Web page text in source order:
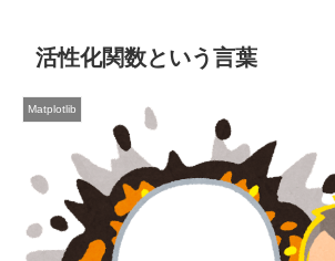
活性化関数という言葉
Matplotlib